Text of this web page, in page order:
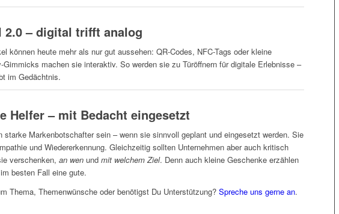
2.0 – digital trifft analog
können heute mehr als nur gut aussehen: QR-Codes, NFC-Tags oder kleine
Gimmicks machen sie interaktiv. So werden sie zu Türöffnern für digitale Erlebnisse –
im Gedächtnis.
Helfer – mit Bedacht eingesetzt
starke Markenbotschafter sein – wenn sie sinnvoll geplant und eingesetzt werden. Sie
und Wiedererkennung. Gleichzeitig sollten Unternehmen aber auch kritisch
verschenken, an wen und mit welchem Ziel. Denn auch kleine Geschenke erzählen
besten Fall eine gute.
Thema, Themenwünsche oder benötigst Du Unterstützung? Spreche uns gerne an.